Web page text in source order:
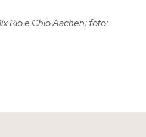
Rio e Chio Aachen; foto: